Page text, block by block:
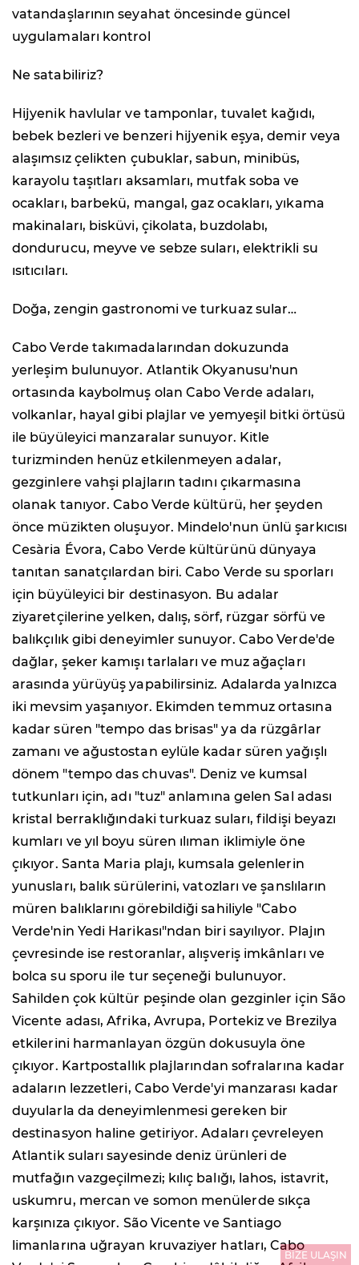
vatandaşlarının seyahat öncesinde güncel
uygulamaları kontrol
Ne satabiliriz?
Hijyenik havlular ve tamponlar, tuvalet kağıdı,
bebek bezleri ve benzeri hijyenik eşya, demir veya
alaşımsız çelikten çubuklar, sabun, minibüs,
karayolu taşıtları aksamları, mutfak soba ve
ocakları, barbekü, mangal, gaz ocakları, yıkama
makinaları, bisküvi, çikolata, buzdolabı,
dondurucu, meyve ve sebze suları, elektrikli su
ısıtıcıları.
Doğa, zengin gastronomi ve turkuaz sular…
Cabo Verde takımadalarından dokuzunda
yerleşim bulunuyor. Atlantik Okyanusu'nun
ortasında kaybolmuş olan Cabo Verde adaları,
volkanlar, hayal gibi plajlar ve yemyeşil bitki örtüsü
ile büyüleyici manzaralar sunuyor. Kitle
turizminden henüz etkilenmeyen adalar,
gezginlere vahşi plajların tadını çıkarmasına
olanak tanıyor. Cabo Verde kültürü, her şeyden
önce müzikten oluşuyor. Mindelo'nun ünlü şarkıcısı
Cesària Évora, Cabo Verde kültürünü dünyaya
tanıtan sanatçılardan biri. Cabo Verde su sporları
için büyüleyici bir destinasyon. Bu adalar
ziyaretçilerine yelken, dalış, sörf, rüzgar sörfü ve
balıkçılık gibi deneyimler sunuyor. Cabo Verde'de
dağlar, şeker kamışı tarlaları ve muz ağaçları
arasında yürüyüş yapabilirsiniz. Adalarda yalnızca
iki mevsim yaşanıyor. Ekimden temmuz ortasına
kadar süren "tempo das brisas" ya da rüzgârlar
zamanı ve ağustostan eylüle kadar süren yağışlı
dönem "tempo das chuvas". Deniz ve kumsal
tutkunları için, adı "tuz" anlamına gelen Sal adası
kristal berraklığındaki turkuaz suları, fildişi beyazı
kumları ve yıl boyu süren ılıman iklimiyle öne
çıkıyor. Santa Maria plajı, kumsala gelenlerin
yunusları, balık sürülerini, vatozları ve şanslıların
müren balıklarını görebildiği sahiliyle "Cabo
Verde'nin Yedi Harikası"ndan biri sayılıyor. Plajın
çevresinde ise restoranlar, alışveriş imkânları ve
bolca su sporu ile tur seçeneği bulunuyor.
Sahilden çok kültür peşinde olan gezginler için São
Vicente adası, Afrika, Avrupa, Portekiz ve Brezilya
etkilerini harmanlayan özgün dokusuyla öne
çıkıyor. Kartpostallık plajlarından sofralarına kadar
adaların lezzetleri, Cabo Verde'yi manzarası kadar
duyularla da deneyimlenmesi gereken bir
destinasyon haline getiriyor. Adaları çevreleyen
Atlantik suları sayesinde deniz ürünleri de
mutfağın vazgeçilmezi; kılıç balığı, lahos, istavrit,
uskumru, mercan ve somon menülerde sıkça
karşınıza çıkıyor. São Vicente ve Santiago
limanlarına uğrayan kruvaziyer hatları, Cabo
BİZE ULAŞIN